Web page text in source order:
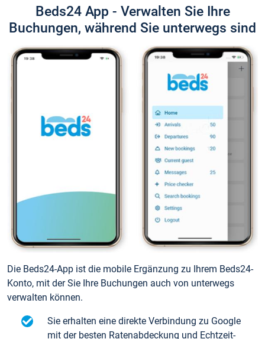
Beds24 App - Verwalten Sie Ihre
Buchungen, während Sie unterwegs sind
Die Beds24-App ist die mobile Ergänzung zu Ihrem Beds24-
Konto, mit der Sie Ihre Buchungen auch von unterwegs
verwalten können.
Sie erhalten eine direkte Verbindung zu Google
mit der besten Ratenabdeckung und Echtzeit-